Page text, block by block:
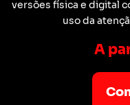
versões física e digital
uso da
A